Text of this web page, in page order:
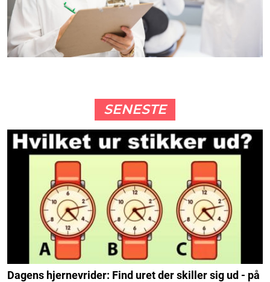
SENESTE
Dagens hjernevrider: Find uret der skiller sig ud - på